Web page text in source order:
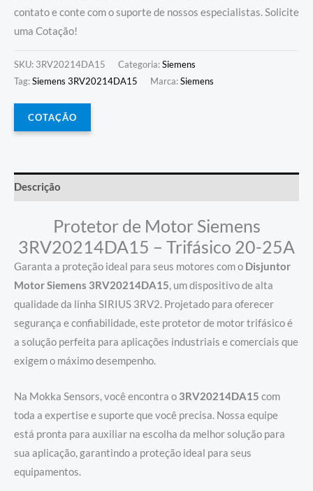
contato e conte com o suporte de nossos especialistas. Solicite
uma Cotação!
SKU: 3RV20214DA15 Categoria:Siemens
Tag:Siemens 3RV20214DA15 Marca:Siemens
COTAÇÃO
Descrição
Protetor de Motor Siemens
3RV20214DA15 – Trifásico 20-25A
Garanta a proteção ideal para seus motores com o Disjuntor
Motor Siemens 3RV20214DA15, um dispositivo de alta
qualidade da linha SIRIUS 3RV2. Projetado para oferecer
segurança e confiabilidade, este protetor de motor trifásico é
a solução perfeita para aplicações industriais e comerciais que
exigem o máximo desempenho.
Na Mokka Sensors, você encontra o 3RV20214DA15 com
toda a expertise e suporte que você precisa. Nossa equipe
está pronta para auxiliar na escolha da melhor solução para
sua aplicação, garantindo a proteção ideal para seus
equipamentos.